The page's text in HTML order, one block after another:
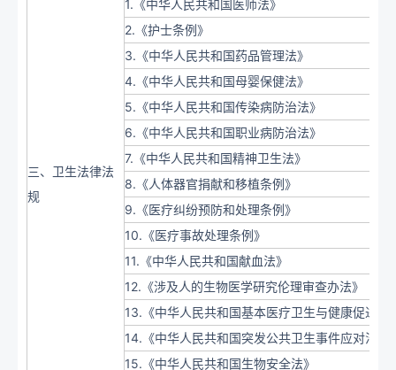
三、卫生法律法
规
1.《中华人民共和国医师法》
2.《护士条例》
3.《中华人民共和国药品管理法》
4.《中华人民共和国母婴保健法》
5.《中华人民共和国传染病防治法》
6.《中华人民共和国职业病防治法》
7.《中华人民共和国精神卫生法》
8.《人体器官捐献和移植条例》
9.《医疗纠纷预防和处理条例》
10.《医疗事故处理条例》
11.《中华人民共和国献血法》
12.《涉及人的生物医学研究伦理审查办法》
13.《中华人民共和国基本医疗卫生与健康促进法
14.《中华人民共和国突发公共卫生事件应对法》
15.《中华人民共和国生物安全法》